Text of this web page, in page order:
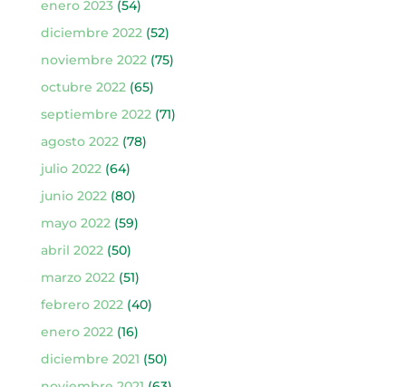
enero 2023(54)
diciembre 2022 (52)
noviembre 2022 (75)
octubre 2022 (65)
septiembre 2022 (71)
agosto 2022 (78)
julio 2022 (64)
junio 2022 (80)
mayo 2022 (59)
abril 2022 (50)
marzo 2022 (51)
febrero 2022 (40)
enero 2022 (16)
diciembre 2021 (50)